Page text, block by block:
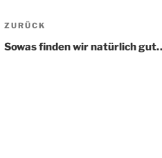
Beitragsnavigation
Vorheriger
Beitrag
ZURÜCK
Sowas finden wir natürlich